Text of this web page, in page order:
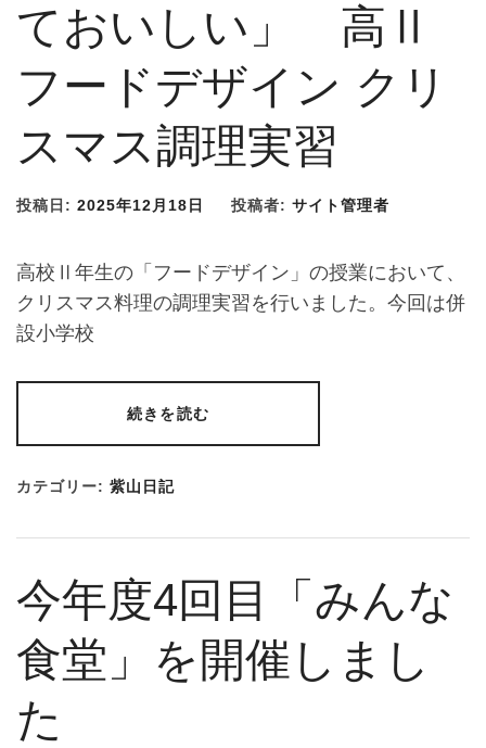
ておいしい」 高Ⅱ
フードデザイン クリ
スマス調理実習
投稿日: 2025年12月18日 投稿者: サイト管理者
高校Ⅱ年生の「フードデザイン」の授業において、
クリスマス料理の調理実習を行いました。今回は併
設小学校
続きを読む
カテゴリー: 紫山日記
今年度4回目「みんな
食堂」を開催しまし
た